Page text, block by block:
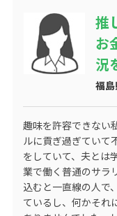
推
お
況
福
趣味を許容できない
ルに貢ぎ過ぎていて
をしていて、夫とは
業で働く普通のサラ
込むと一直線の人で
ているし、何かそれ